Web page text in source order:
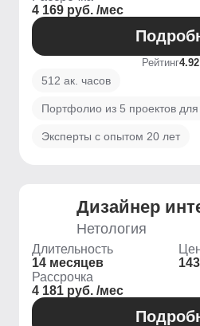
4 169 руб. /мес
Рейтинг4.92
512 ак. часов
Портфолио из 5 проектов
Эксперты с опытом 20 лет
Дизайнер
Нетология
Длительность
14 месяцев
Рассрочка
4 181 руб. /мес